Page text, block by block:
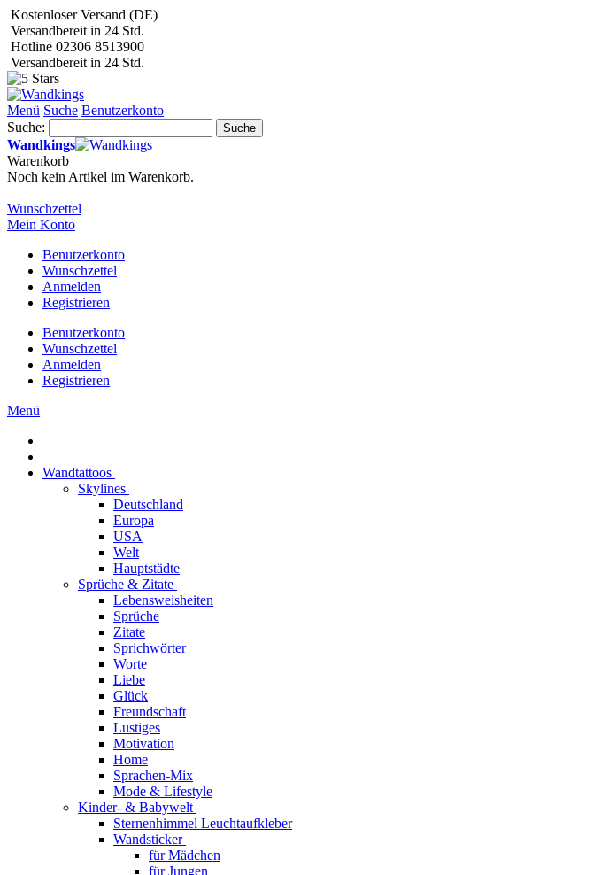
Kostenloser Versand (DE)
Versandbereit in 24 Std.
Hotline 02306 8513900
Versandbereit in 24 Std.
Menü Suche Benutzerkonto
Suche:
Suche
Wandkings
Warenkorb
Noch kein Artikel im Warenkorb.
Wunschzettel
Mein Konto
Benutzerkonto
Wunschzettel
Anmelden
Registrieren
Benutzerkonto
Wunschzettel
Anmelden
Registrieren
Menü
Wandtattoos
Skylines
Deutschland
Europa
USA
Welt
Hauptstädte
Sprüche & Zitate
Lebensweisheiten
Sprüche
Zitate
Sprichwörter
Worte
Liebe
Glück
Freundschaft
Lustiges
Motivation
Home
Sprachen-Mix
Mode & Lifestyle
Kinder- & Babywelt
Sternenhimmel Leuchtaufkleber
Wandsticker
für Mädchen
für Jungen